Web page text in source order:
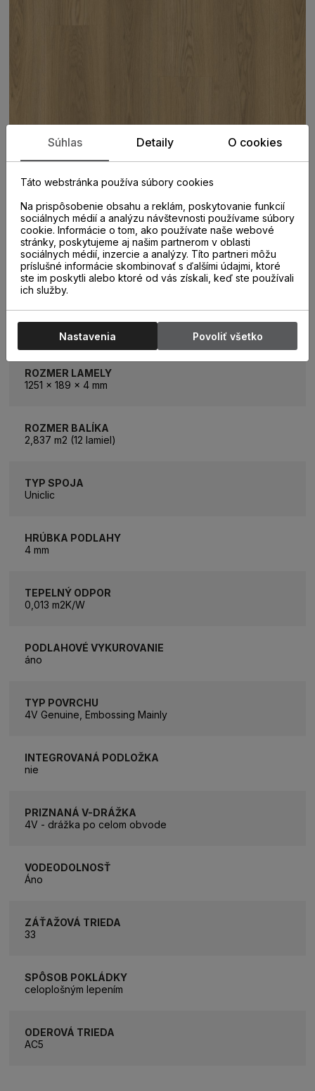
PARAMETRE
Vinylová podlaha
ROZMER LAMELY
1251 x 189 x 4 mm
ROZMER BALÍKA
2,837 m2 (12 lamiel)
TYP SPOJA
Uniclic
HRÚBKA PODLAHY
4 mm
TEPELNÝ ODPOR
0,013 m2K/W
PODLAHOVÉ VYKUROVANIE
áno
TYP POVRCHU
4V Genuine, Embossing Mainly
INTEGROVANÁ PODLOŽKA
nie
PRIZNANÁ V-DRÁŽKA
4V - drážka po celom obvode
VODEODOLNOSŤ
Áno
ZÁŤAŽOVÁ TRIEDA
33
SPÔSOB POKLÁDKY
celoplošným lepením
ODEROVÁ TRIEDA
AC5
Súhlas Detaily O cookies
Táto webstránka používa súbory cookies
Na prispôsobenie obsahu a reklám, poskytovanie funkcií
sociálnych médií a analýzu návštevnosti používame súbory
cookie. Informácie o tom, ako používate naše webové
stránky, poskytujeme aj našim partnerom v oblasti
sociálnych médií, inzercie a analýzy. Títo partneri môžu
príslušné informácie skombinovať s ďalšími údajmi, ktoré
ste im poskytli alebo ktoré od vás získali, keď ste používali
ich služby.
Nastavenia Povoliť všetko